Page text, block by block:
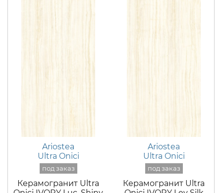
Ariostea
Ultra Onici
Керамогранит Ultra
Ariostea
Ultra Onici
Керамогранит Ultra